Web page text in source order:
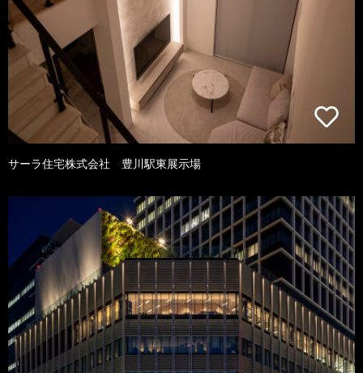
サーラ住宅株式会社 豊川駅東展示場